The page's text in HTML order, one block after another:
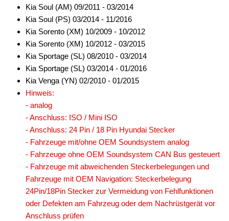
für Land Rover
für Lincoln
für MAN
für Massey Ferguson
für Mazda
für Mercedes
für Mercury
für MG
für Mini
Kia Soul (AM) 09/2011 - 03/2014
Kia Soul (PS) 03/2014 - 11/2016
Kia Sorento (XM) 10/2009 - 10/2012
Kia Sorento (XM) 10/2012 - 03/2015
Kia Sportage (SL) 08/2010 - 03/2014
Kia Sportage (SL) 03/2014 - 01/2016
Kia Venga (YN) 02/2010 - 01/2015
Hinweis:
- analog
- Anschluss: ISO / Mini ISO
- Anschluss: 24 Pin / 18 Pin Hyundai Stecker
- Fahrzeuge mit/ohne OEM Soundsystem analog
- Fahrzeuge ohne OEM Soundsystem CAN Bus gesteuert
- Fahrzeuge mit abweichenden Steckerbelegungen und
Fahrzeuge mit OEM Navigation: Steckerbelegung
24Pin/18Pin Stecker zur Vermeidung von Fehlfunktionen
oder Defekten am Fahrzeug oder dem Nachrüstgerät vor
Anschluss prüfen